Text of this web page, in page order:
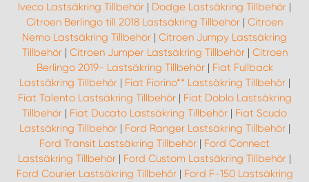
Iveco Lastsäkring Tillbehör | Dodge Lastsäkring Tillbehör |
Citroen Berlingo till 2018 Lastsäkring Tillbehör | Citroen
Nemo Lastsäkring Tillbehör | Citroen Jumpy Lastsäkring
Tillbehör| Citroen Jumper Lastsäkring Tillbehör| Citroen
Berlingo 2019- Lastsäkring Tillbehör| Fiat Fullback
Lastsäkring Tillbehör| Fiat Fiorino** Lastsäkring Tillbehör|
Fiat Talento Lastsäkring Tillbehör| Fiat Doblo Lastsäkring
Tillbehör | Fiat Ducato Lastsäkring Tillbehör | Fiat Scudo
Lastsäkring Tillbehör| Ford Ranger Lastsäkring Tillbehör|
Ford Transit Lastsäkring Tillbehör | Ford Connect
Lastsäkring Tillbehör | Ford Custom Lastsäkring Tillbehör |
Ford Courier Lastsäkring Tillbehör| Ford F-150 Lastsäkring